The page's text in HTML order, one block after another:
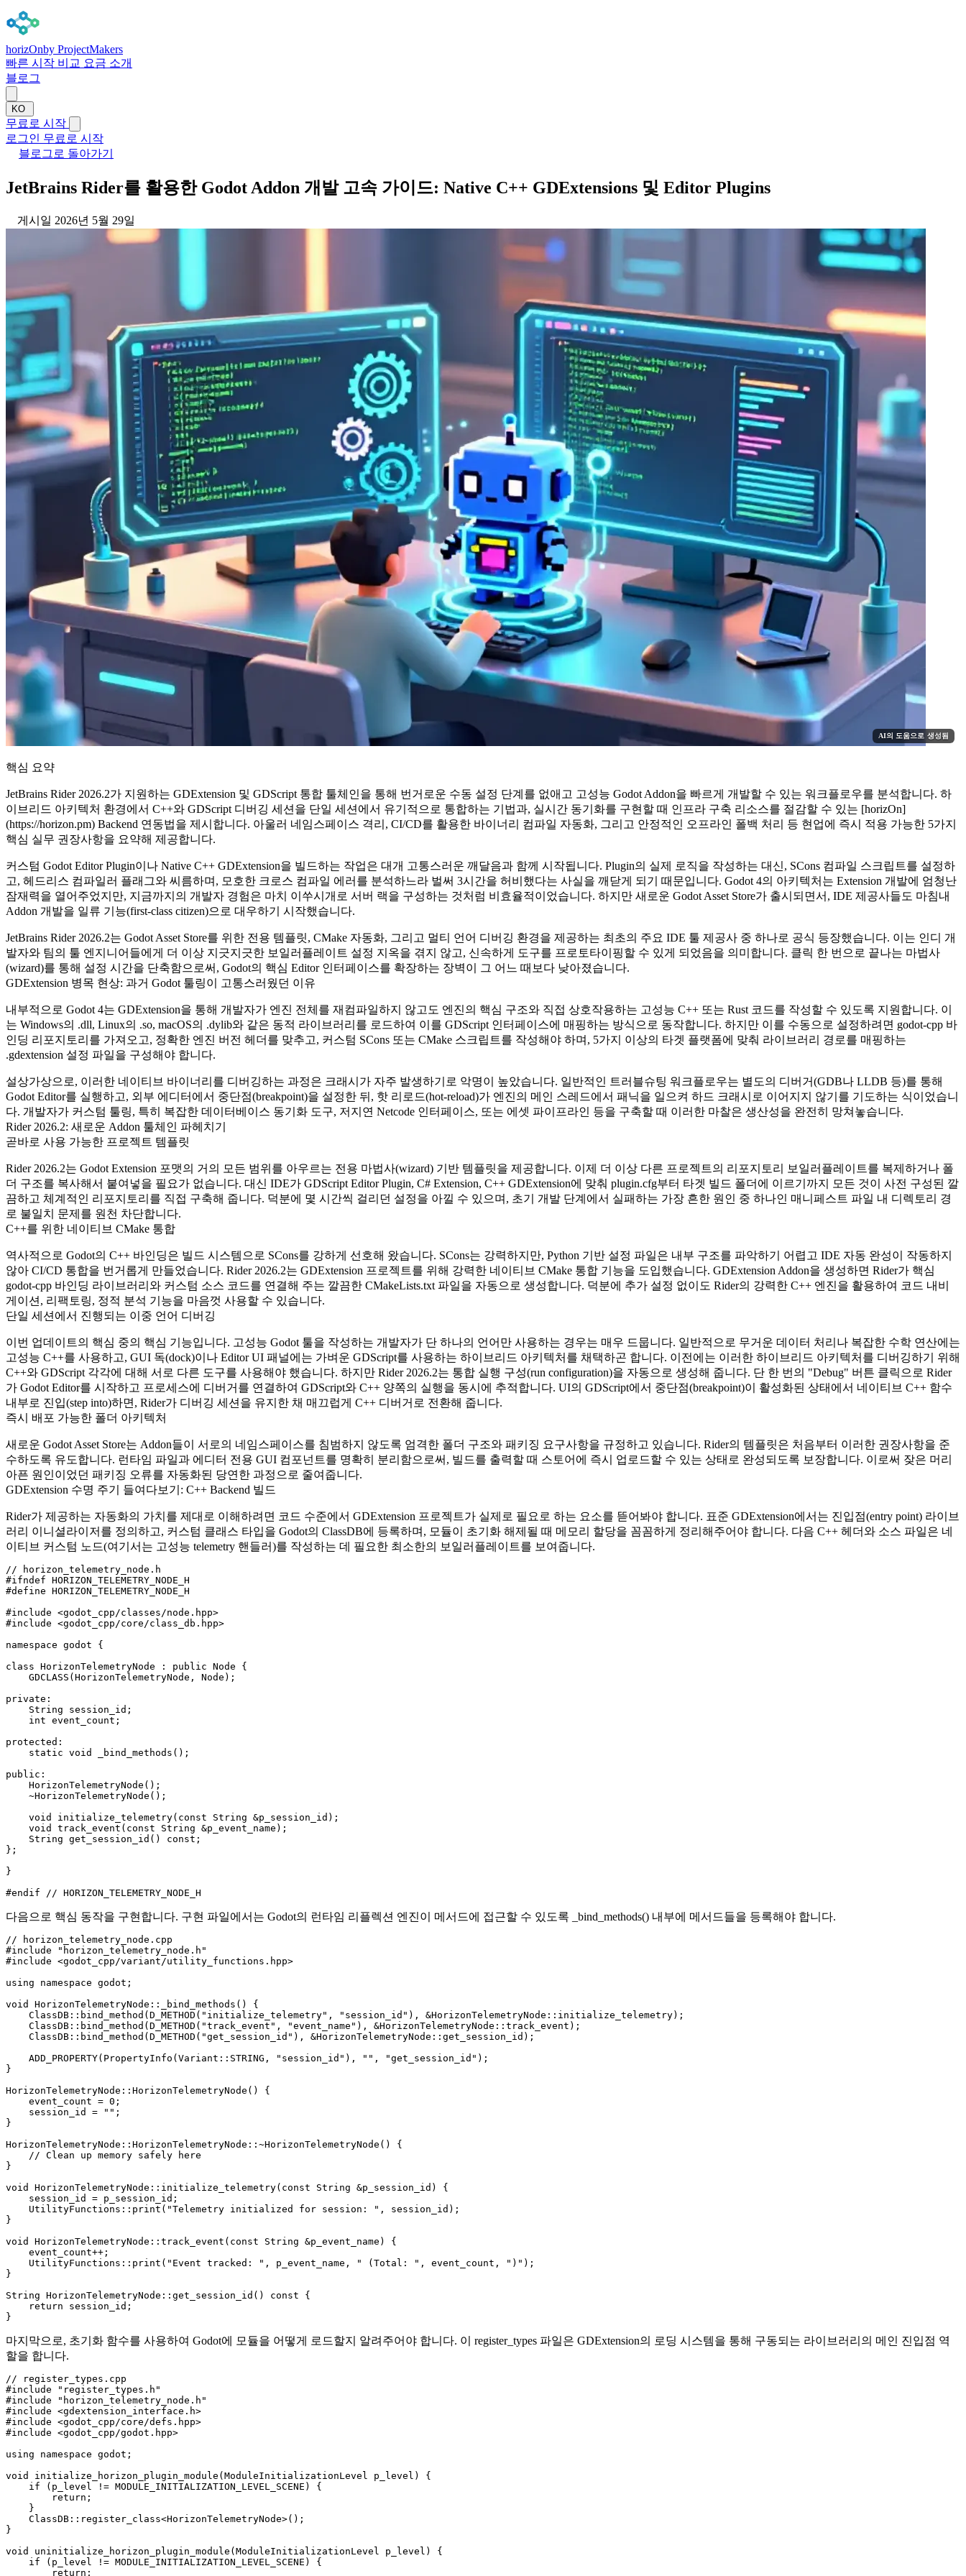
horizOnby ProjectMakers
빠른 시작 비교 요금 소개
블로그
KO
무료로 시작
로그인 무료로 시작
블로그로 돌아가기
JetBrains Rider를 활용한 Godot Addon 개발 고속 가이드: Native C++ GDExtensions 및 Editor Plugins
게시일 2026년 5월 29일
AI의 도움으로 생성됨
핵심 요약
JetBrains Rider 2026.2가 지원하는 GDExtension 및 GDScript 통합 툴체인을 통해 번거로운 수동 설정 단계를 없애고 고성능 Godot Addon을 빠르게 개발할 수 있는 워크플로우를 분석합니다. 하
이브리드 아키텍처 환경에서 C++와 GDScript 디버깅 세션을 단일 세션에서 유기적으로 통합하는 기법과, 실시간 동기화를 구현할 때 인프라 구축 리소스를 절감할 수 있는 [horizOn]
(https://horizon.pm) Backend 연동법을 제시합니다. 아울러 네임스페이스 격리, CI/CD를 활용한 바이너리 컴파일 자동화, 그리고 안정적인 오프라인 폴백 처리 등 현업에 즉시 적용 가능한 5가지
핵심 실무 권장사항을 요약해 제공합니다.
커스텀 Godot Editor Plugin이나 Native C++ GDExtension을 빌드하는 작업은 대개 고통스러운 깨달음과 함께 시작됩니다. Plugin의 실제 로직을 작성하는 대신, SCons 컴파일 스크립트를 설정하
고, 헤드리스 컴파일러 플래그와 씨름하며, 모호한 크로스 컴파일 에러를 분석하느라 벌써 3시간을 허비했다는 사실을 깨닫게 되기 때문입니다. Godot 4의 아키텍처는 Extension 개발에 엄청난
잠재력을 열어주었지만, 지금까지의 개발자 경험은 마치 이쑤시개로 서버 랙을 구성하는 것처럼 비효율적이었습니다. 하지만 새로운 Godot Asset Store가 출시되면서, IDE 제공사들도 마침내
Addon 개발을 일류 기능(first-class citizen)으로 대우하기 시작했습니다.
JetBrains Rider 2026.2는 Godot Asset Store를 위한 전용 템플릿, CMake 자동화, 그리고 멀티 언어 디버깅 환경을 제공하는 최초의 주요 IDE 툴 제공사 중 하나로 공식 등장했습니다. 이는 인디 개
발자와 팀의 툴 엔지니어들에게 더 이상 지긋지긋한 보일러플레이트 설정 지옥을 겪지 않고, 신속하게 도구를 프로토타이핑할 수 있게 되었음을 의미합니다. 클릭 한 번으로 끝나는 마법사
(wizard)를 통해 설정 시간을 단축함으로써, Godot의 핵심 Editor 인터페이스를 확장하는 장벽이 그 어느 때보다 낮아졌습니다.
GDExtension 병목 현상: 과거 Godot 툴링이 고통스러웠던 이유
내부적으로 Godot 4는 GDExtension을 통해 개발자가 엔진 전체를 재컴파일하지 않고도 엔진의 핵심 구조와 직접 상호작용하는 고성능 C++ 또는 Rust 코드를 작성할 수 있도록 지원합니다. 이
는 Windows의 .dll, Linux의 .so, macOS의 .dylib와 같은 동적 라이브러리를 로드하여 이를 GDScript 인터페이스에 매핑하는 방식으로 동작합니다. 하지만 이를 수동으로 설정하려면 godot-cpp 바
인딩 리포지토리를 가져오고, 정확한 엔진 버전 헤더를 맞추고, 커스텀 SCons 또는 CMake 스크립트를 작성해야 하며, 5가지 이상의 타겟 플랫폼에 맞춰 라이브러리 경로를 매핑하는
.gdextension 설정 파일을 구성해야 합니다.
설상가상으로, 이러한 네이티브 바이너리를 디버깅하는 과정은 크래시가 자주 발생하기로 악명이 높았습니다. 일반적인 트러블슈팅 워크플로우는 별도의 디버거(GDB나 LLDB 등)를 통해
Godot Editor를 실행하고, 외부 에디터에서 중단점(breakpoint)을 설정한 뒤, 핫 리로드(hot-reload)가 엔진의 메인 스레드에서 패닉을 일으켜 하드 크래시로 이어지지 않기를 기도하는 식이었습니
다. 개발자가 커스텀 툴링, 특히 복잡한 데이터베이스 동기화 도구, 저지연 Netcode 인터페이스, 또는 에셋 파이프라인 등을 구축할 때 이러한 마찰은 생산성을 완전히 망쳐놓습니다.
Rider 2026.2: 새로운 Addon 툴체인 파헤치기
곧바로 사용 가능한 프로젝트 템플릿
Rider 2026.2는 Godot Extension 포맷의 거의 모든 범위를 아우르는 전용 마법사(wizard) 기반 템플릿을 제공합니다. 이제 더 이상 다른 프로젝트의 리포지토리 보일러플레이트를 복제하거나 폴
더 구조를 복사해서 붙여넣을 필요가 없습니다. 대신 IDE가 GDScript Editor Plugin, C# Extension, C++ GDExtension에 맞춰 plugin.cfg부터 타겟 빌드 폴더에 이르기까지 모든 것이 사전 구성된 깔
끔하고 체계적인 리포지토리를 직접 구축해 줍니다. 덕분에 몇 시간씩 걸리던 설정을 아낄 수 있으며, 초기 개발 단계에서 실패하는 가장 흔한 원인 중 하나인 매니페스트 파일 내 디렉토리 경
로 불일치 문제를 원천 차단합니다.
C++를 위한 네이티브 CMake 통합
역사적으로 Godot의 C++ 바인딩은 빌드 시스템으로 SCons를 강하게 선호해 왔습니다. SCons는 강력하지만, Python 기반 설정 파일은 내부 구조를 파악하기 어렵고 IDE 자동 완성이 작동하지
않아 CI/CD 통합을 번거롭게 만들었습니다. Rider 2026.2는 GDExtension 프로젝트를 위해 강력한 네이티브 CMake 통합 기능을 도입했습니다. GDExtension Addon을 생성하면 Rider가 핵심
godot-cpp 바인딩 라이브러리와 커스텀 소스 코드를 연결해 주는 깔끔한 CMakeLists.txt 파일을 자동으로 생성합니다. 덕분에 추가 설정 없이도 Rider의 강력한 C++ 엔진을 활용하여 코드 내비
게이션, 리팩토링, 정적 분석 기능을 마음껏 사용할 수 있습니다.
단일 세션에서 진행되는 이중 언어 디버깅
이번 업데이트의 핵심 중의 핵심 기능입니다. 고성능 Godot 툴을 작성하는 개발자가 단 하나의 언어만 사용하는 경우는 매우 드뭅니다. 일반적으로 무거운 데이터 처리나 복잡한 수학 연산에는
고성능 C++를 사용하고, GUI 독(dock)이나 Editor UI 패널에는 가벼운 GDScript를 사용하는 하이브리드 아키텍처를 채택하곤 합니다. 이전에는 이러한 하이브리드 아키텍처를 디버깅하기 위해
C++와 GDScript 각각에 대해 서로 다른 도구를 사용해야 했습니다. 하지만 Rider 2026.2는 통합 실행 구성(run configuration)을 자동으로 생성해 줍니다. 단 한 번의 "Debug" 버튼 클릭으로 Rider
가 Godot Editor를 시작하고 프로세스에 디버거를 연결하여 GDScript와 C++ 양쪽의 실행을 동시에 추적합니다. UI의 GDScript에서 중단점(breakpoint)이 활성화된 상태에서 네이티브 C++ 함수
내부로 진입(step into)하면, Rider가 디버깅 세션을 유지한 채 매끄럽게 C++ 디버거로 전환해 줍니다.
즉시 배포 가능한 폴더 아키텍처
새로운 Godot Asset Store는 Addon들이 서로의 네임스페이스를 침범하지 않도록 엄격한 폴더 구조와 패키징 요구사항을 규정하고 있습니다. Rider의 템플릿은 처음부터 이러한 권장사항을 준
수하도록 유도합니다. 런타임 파일과 에디터 전용 GUI 컴포넌트를 명확히 분리함으로써, 빌드를 출력할 때 스토어에 즉시 업로드할 수 있는 상태로 완성되도록 보장합니다. 이로써 잦은 머리
아픈 원인이었던 패키징 오류를 자동화된 당연한 과정으로 줄여줍니다.
GDExtension 수명 주기 들여다보기: C++ Backend 빌드
Rider가 제공하는 자동화의 가치를 제대로 이해하려면 코드 수준에서 GDExtension 프로젝트가 실제로 필요로 하는 요소를 뜯어봐야 합니다. 표준 GDExtension에서는 진입점(entry point) 라이브
러리 이니셜라이저를 정의하고, 커스텀 클래스 타입을 Godot의 ClassDB에 등록하며, 모듈이 초기화 해제될 때 메모리 할당을 꼼꼼하게 정리해주어야 합니다. 다음 C++ 헤더와 소스 파일은 네
이티브 커스텀 노드(여기서는 고성능 telemetry 핸들러)를 작성하는 데 필요한 최소한의 보일러플레이트를 보여줍니다.
// horizon_telemetry_node.h
#ifndef HORIZON_TELEMETRY_NODE_H
#define HORIZON_TELEMETRY_NODE_H
#include <godot_cpp/classes/node.hpp>
#include <godot_cpp/core/class_db.hpp>
namespace godot {
class HorizonTelemetryNode : public Node {
    GDCLASS(HorizonTelemetryNode, Node);
private:
    String session_id;
    int event_count;
protected:
    static void _bind_methods();
public:
    HorizonTelemetryNode();
    ~HorizonTelemetryNode();
    void initialize_telemetry(const String &p_session_id);
    void track_event(const String &p_event_name);
    String get_session_id() const;
};
}
다음으로 핵심 동작을 구현합니다. 구현 파일에서는 Godot의 런타임 리플렉션 엔진이 메서드에 접근할 수 있도록 _bind_methods() 내부에 메서드들을 등록해야 합니다.
// horizon_telemetry_node.cpp
#include "horizon_telemetry_node.h"
#include <godot_cpp/variant/utility_functions.hpp>
using namespace godot;
void HorizonTelemetryNode::_bind_methods() {
    ClassDB::bind_method(D_METHOD("initialize_telemetry", "session_id"), &HorizonTelemetryNode::initialize_telemetry);
    ClassDB::bind_method(D_METHOD("track_event", "event_name"), &HorizonTelemetryNode::track_event);
    ClassDB::bind_method(D_METHOD("get_session_id"), &HorizonTelemetryNode::get_session_id);
    ADD_PROPERTY(PropertyInfo(Variant::STRING, "session_id"), "", "get_session_id");
}
HorizonTelemetryNode::HorizonTelemetryNode() {
    event_count = 0;
    session_id = "";
}
HorizonTelemetryNode::HorizonTelemetryNode::~HorizonTelemetryNode() {
    // Clean up memory safely here
}
void HorizonTelemetryNode::initialize_telemetry(const String &p_session_id) {
    session_id = p_session_id;
    UtilityFunctions::print("Telemetry initialized for session: ", session_id);
}
void HorizonTelemetryNode::track_event(const String &p_event_name) {
    event_count++;
    UtilityFunctions::print("Event tracked: ", p_event_name, " (Total: ", event_count, ")");
}
String HorizonTelemetryNode::get_session_id() const {
    return session_id;
마지막으로, 초기화 함수를 사용하여 Godot에 모듈을 어떻게 로드할지 알려주어야 합니다. 이 register_types 파일은 GDExtension의 로딩 시스템을 통해 구동되는 라이브러리의 메인 진입점 역
할을 합니다.
// register_types.cpp
#include "register_types.h"
#include "horizon_telemetry_node.h"
#include <gdextension_interface.h>
#include <godot_cpp/core/defs.hpp>
#include <godot_cpp/godot.hpp>
using namespace godot;
void initialize_horizon_plugin_module(ModuleInitializationLevel p_level) {
    if (p_level != MODULE_INITIALIZATION_LEVEL_SCENE) {
        return;
    }
    ClassDB::register_class<HorizonTelemetryNode>();
}
void uninitialize_horizon_plugin_module(ModuleInitializationLevel p_level) {
    if (p_level != MODULE_INITIALIZATION_LEVEL_SCENE) {
        return;